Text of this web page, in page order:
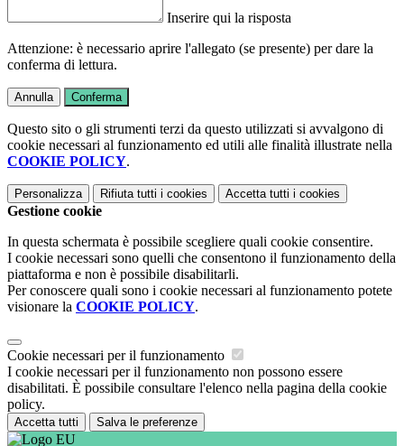
Inserire qui la risposta
Attenzione: è necessario aprire l'allegato (se presente) per dare la
conferma di lettura.
Annulla Conferma
Questo sito o gli strumenti terzi da questo utilizzati si avvalgono di
cookie necessari al funzionamento ed utili alle finalità illustrate nella
COOKIE POLICY.
Personalizza Rifiuta tutti i cookies Accetta tutti i cookies
Gestione cookie
In questa schermata è possibile scegliere quali cookie consentire.
I cookie necessari sono quelli che consentono il funzionamento della
piattaforma e non è possibile disabilitarli.
Per conoscere quali sono i cookie necessari al funzionamento potete
visionare la COOKIE POLICY.
Cookie necessari per il funzionamento
I cookie necessari per il funzionamento non possono essere
disabilitati. È possibile consultare l'elenco nella pagina della cookie
policy.
Accetta tutti Salva le preferenze